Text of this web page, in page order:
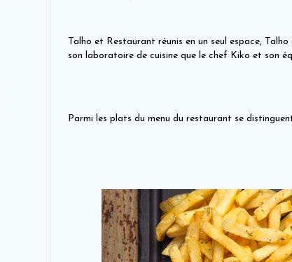
Talho et Restaurant réunis en un seul espace,
son laboratoire de cuisine que le chef Kiko et son
Parmi les plats du menu du restaurant se